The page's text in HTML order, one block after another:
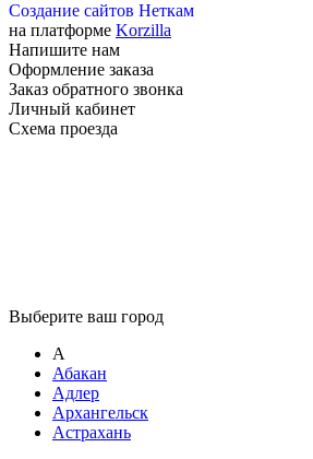
Создание сайтов Неткам
на платформе Korzilla
Напишите нам
Оформление заказа
Заказ обратного звонка
Личный кабинет
Схема проезда
Выберите ваш город
А
Абакан
Адлер
Архангельск
Астрахань